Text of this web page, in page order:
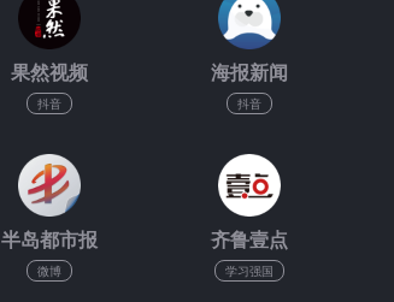
果然视频
抖音
海报新闻
抖音
半岛都市报
微博
齐鲁壹点
学习强国